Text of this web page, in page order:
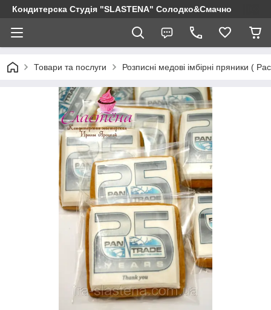
Кондитерска Студія "SLASTENA" Солодко&Смачно
Товари та послуги Розписні медові імбірні пряники (